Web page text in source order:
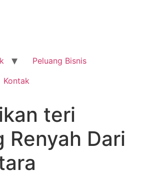
Peluang Bisnis
Kontak
teri
Renyah Dari